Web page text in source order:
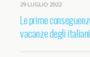
29 LUGLIO 2022
Le prime
vacanze degli italiani